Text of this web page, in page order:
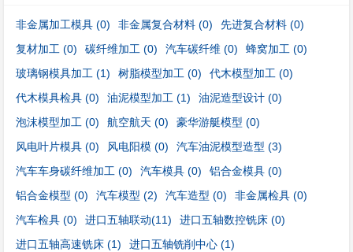
非金属加工模具 (0) 非金属复合材料 (0) 先进复合材料 (0)
复材加工 (0) 碳纤维加工 (0) 汽车碳纤维 (0) 蜂窝加工 (0)
玻璃钢模具加工 (1) 树脂模型加工 (0) 代木模型加工 (0)
代木模具检具 (0) 油泥模型加工 (1) 油泥造型设计 (0)
泡沫模型加工 (0) 航空航天 (0) 豪华游艇模型 (0)
风电叶片模具 (0) 风电阳模 (0) 汽车油泥模型造型 (3)
汽车车身碳纤维加工 (0) 汽车模具 (0) 铝合金模具 (0)
铝合金模型 (0) 汽车模型 (2) 汽车造型 (0) 非金属检具 (0)
汽车检具 (0) 进口五轴联动(11) 进口五轴数控铣床 (0)
进口五轴高速铣床 (1) 进口五轴铣削中心 (1)